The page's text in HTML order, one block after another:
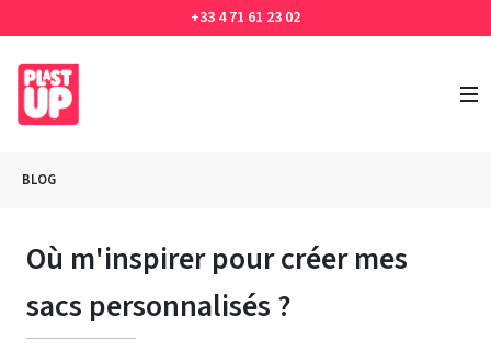
+33 4 71 61 23 02
BLOG
Où m'inspirer pour créer mes
sacs personnalisés ?